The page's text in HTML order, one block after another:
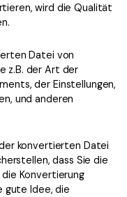
wird die Qualität
Datei von
z.B. der Art der
der Einstellungen,
und anderen
konvertierten Datei
dass Sie die
Konvertierung
gute Idee, die